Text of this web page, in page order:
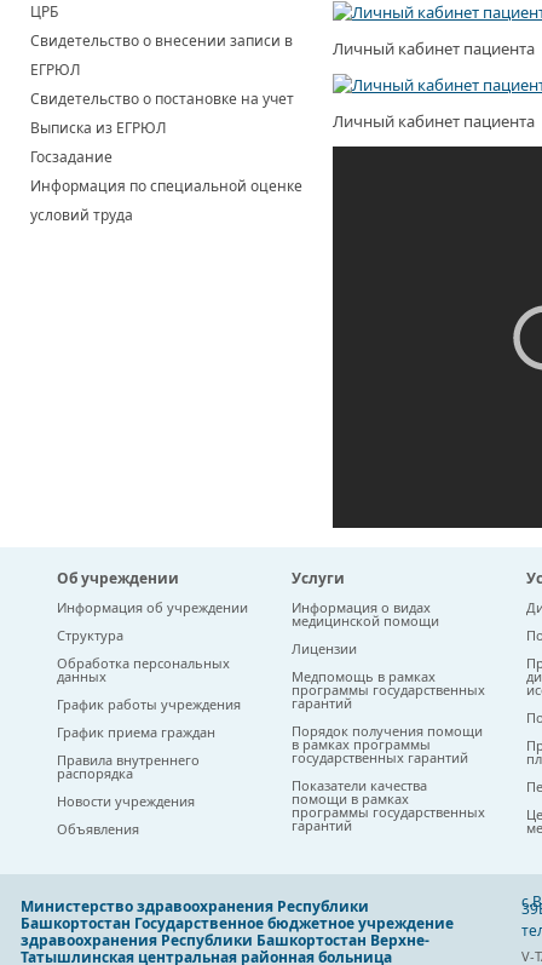
ЦРБ
Свидетельство о внесении записи в
ЕГРЮЛ
Свидетельство о постановке на учет
Выписка из ЕГРЮЛ
Госзадание
Информация по специальной оценке
условий труда
Личный кабинет пациента
Личный кабинет пациента
Об учреждении
Информация об учреждении
Структура
Обработка персональных
данных
График работы учреждения
График приема граждан
Правила внутреннего
распорядка
Новости учреждения
Объявления
Услуги
Информация о видах
медицинской помощи
Лицензии
Медпомощь в рамках
программы государственных
гарантий
Порядок получения помощи
в рамках программы
государственных гарантий
Показатели качества
помощи в рамках
программы государственных
гарантий
Министерство здравоохранения Республики
Башкортостан Государственное бюджетное учреждение
здравоохранения Республики Башкортостан Верхне-
Татышлинская центральная районная больница
V-